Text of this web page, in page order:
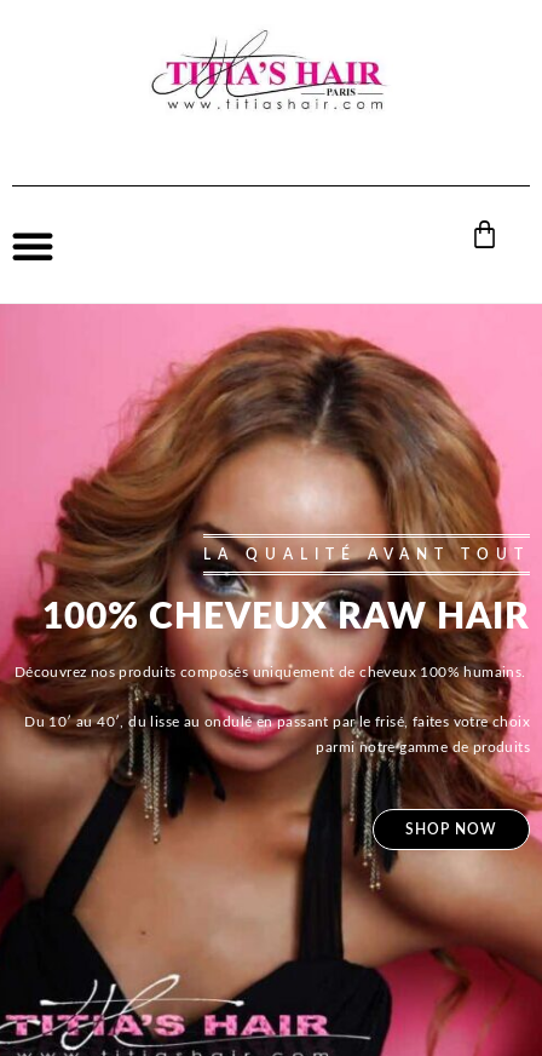
LA QUALITÉ AVANT TOUT
100% CHEVEUX RAW HAIR
Découvrez nos produits composés uniquement de cheveux 100% humains.
Du 10′ au 40′, du lisse au ondulé en passant par le frisé, faites votre choix
parmi notre gamme de produits
SHOP NOW